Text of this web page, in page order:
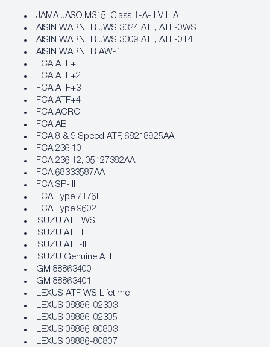
JAMA JASO M315, Class 1-A- LV L A
AISIN WARNER JWS 3324 ATF, ATF-0WS
AISIN WARNER JWS 3309 ATF, ATF-0T4
AISIN WARNER AW-1
FCA ATF+
FCA ATF+2
FCA ATF+3
FCA ATF+4
FCA ACRC
FCA AB
FCA 8 & 9 Speed ATF, 68218925AA
FCA 236.10
FCA 236.12, 05127382AA
FCA 68333587AA
FCA SP-III
FCA Type 7176E
FCA Type 9602
ISUZU ATF WSI
ISUZU ATF II
ISUZU ATF-III
ISUZU Genuine ATF
GM 88863400
GM 88863401
LEXUS ATF WS Lifetime
LEXUS 08886-02303
LEXUS 08886-02305
LEXUS 08886-80803
LEXUS 08886-80807